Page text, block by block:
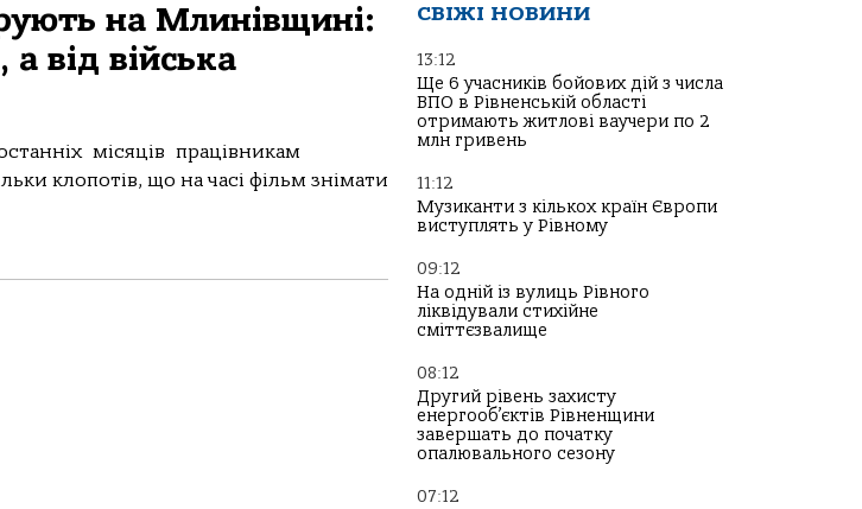
на Млинівщині:
від війська
місяців працівникам
клопотів, що на часі фільм знімати
СВІЖІ НОВИНИ
13:12
Ще 6 учасників бойових дій з числа
ВПО в Рівненській області
отримають житлові ваучери по 2
млн гривень
11:12
Музиканти з кількох країн Європи
виступлять у Рівному
09:12
На одній із вулиць Рівного
ліквідували стихійне
сміттєзвалище
08:12
Другий рівень захисту
енергооб’єктів Рівненщини
завершать до початку
опалювального сезону
07:12